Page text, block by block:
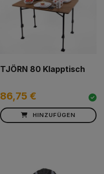
TJÖRN 80 Klapptisch
86,75 €
HINZUFÜGEN